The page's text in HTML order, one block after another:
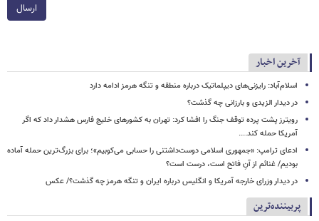
ارسال
آخرین اخبار
اسلام‌آباد: رایزنی‌های دیپلماتیک درباره منطقه و تنگه هرمز ادامه دارد
در دیدار الزیدی و بارزانی چه گذشت؟
رویترز پشت پرده توقف جنگ را افشا کرد: تهران به کشورهای خلیج فارس هشدار داد که اگر
آمریکا حمله کند....
ادعای ترامپ: «جمهوری اسلامی دوست‌داشتنی را حسابی می‌کوبیم»؛ برای بزرگ‌ترین حمله آماده
بودیم/ غنائم از آنِ فاتح است، درست است؟
در دیدار وزرای خارجه آمریکا و انگلیس درباره ایران و تنگه هرمز چه گذشت؟/ عکس
پربیننده‌ترین